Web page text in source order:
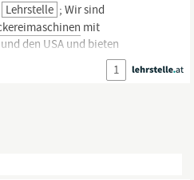
Lehrstelle ; Wir sind
mit
den USA und bieten
FÜR
(M/W/D) Deine Aufgaben:
1